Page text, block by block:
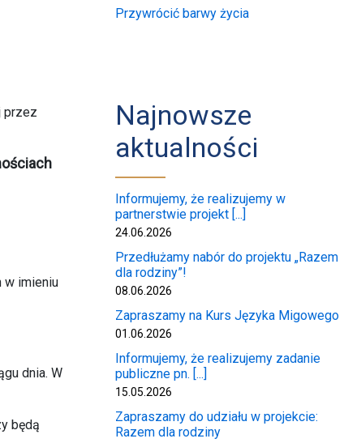
przez
w imieniu
dnia. W
będą
Przywrócić barwy życia
Najnowsze
aktualności
Informujemy, że realizujemy w
partnerstwie projekt [...]
24.06.2026
Przedłużamy nabór do projektu „Razem
dla rodziny”!
08.06.2026
Zapraszamy na Kurs Języka Migowego
01.06.2026
Informujemy, że realizujemy zadanie
publiczne pn. [...]
15.05.2026
Zapraszamy do udziału w projekcie:
Razem dla rodziny